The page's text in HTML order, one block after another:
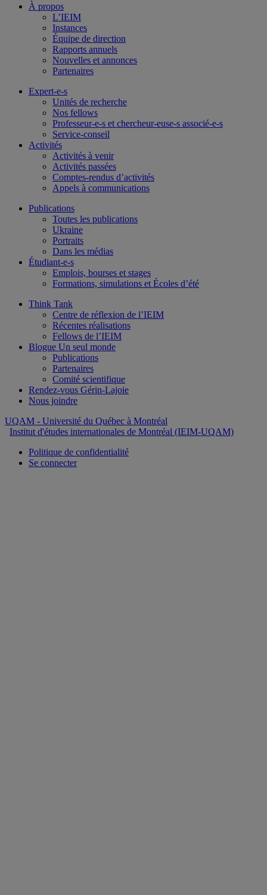
À propos
L’IEIM
Instances
Équipe de direction
Rapports annuels
Nouvelles et annonces
Partenaires
Expert-e-s
Unités de recherche
Nos fellows
Professeur-e-s et chercheur-euse-s associé-e-s
Service-conseil
Activités
Activités à venir
Activités passées
Comptes-rendus d’activités
Appels à communications
Publications
Toutes les publications
Ukraine
Portraits
Dans les médias
Étudiant-e-s
Emplois, bourses et stages
Formations, simulations et Écoles d’été
Think Tank
Centre de réflexion de l’IEIM
Récentes réalisations
Fellows de l’IEIM
Blogue Un seul monde
Publications
Partenaires
Comité scientifique
Rendez-vous Gérin-Lajoie
Nous joindre
UQAM - Université du Québec à Montréal
Institut d'études internationales de Montréal (IEIM-UQAM)
Politique de confidentialité
Se connecter